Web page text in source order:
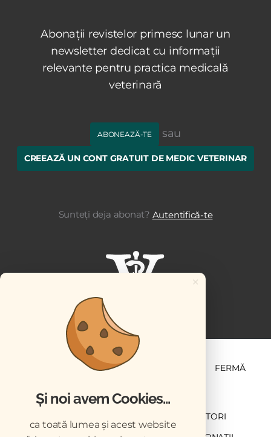
Abonații revistelor primesc lunar un
newsletter dedicat cu informații
relevante pentru practica medicală
veterinară
ABONEAZĂ-TE sau
CREEAZĂ UN CONT GRATUIT DE MEDIC VETERINAR
Sunteți deja abonat? Autentifică-te
ȘTIINȚĂ ȘI PRACTICĂ FERMĂ
CONTRIBUTORI
×
Și noi avem Cookies...
ca toată lumea și acest website